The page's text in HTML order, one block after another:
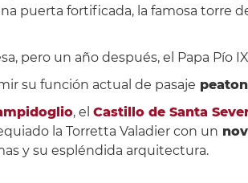
puerta fortificada, la famosa torre
pero un año después, el Papa Pío
su función actual de pasaje
, el Castillo de Santa
la Torretta Valadier con un
y su espléndida arquitectura.